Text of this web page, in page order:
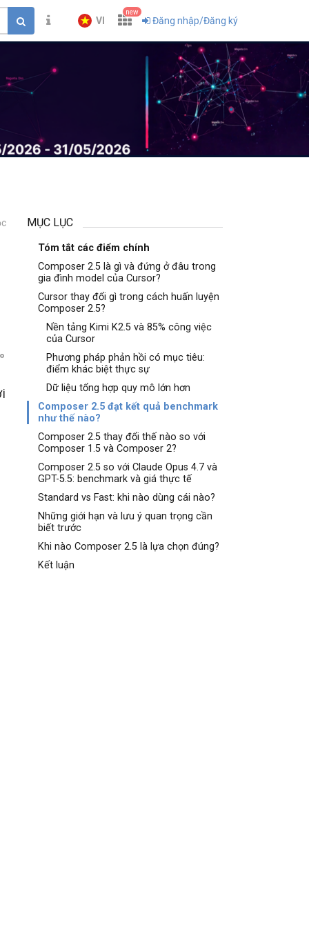
VI
new
Đăng nhập/Đăng ký
MỤC LỤC
Tóm tắt các điểm chính
Composer 2.5 là gì và đứng ở đâu trong
gia đình model của Cursor?
Cursor thay đổi gì trong cách huấn luyện
Composer 2.5?
Nền tảng Kimi K2.5 và 85% công việc
của Cursor
Phương pháp phản hồi có mục tiêu:
điểm khác biệt thực sự
Dữ liệu tổng hợp quy mô lớn hơn
Composer 2.5 đạt kết quả benchmark
như thế nào?
Composer 2.5 thay đổi thế nào so với
Composer 1.5 và Composer 2?
Composer 2.5 so với Claude Opus 4.7 và
GPT-5.5: benchmark và giá thực tế
Standard vs Fast: khi nào dùng cái nào?
Những giới hạn và lưu ý quan trọng cần
biết trước
Khi nào Composer 2.5 là lựa chọn đúng?
Kết luận